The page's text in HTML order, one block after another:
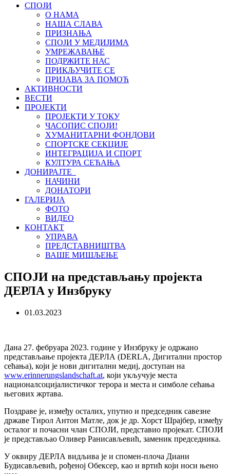
СПОЈИ
О НАМА
НАША СЛАВА
ПРИЗНАЊА
СПОЈИ У МЕДИЈИМА
УМРЕЖАВАЊЕ
ПОДРЖИТЕ НАС
ПРИКЉУЧИТЕ СЕ
ПРИЈАВА ЗА ПОМОЋ
АКТИВНОСТИ
ВЕСТИ
ПРОЈЕКТИ
ПРОЈЕКТИ У ТОКУ
ЧАСОПИС СПОЈИ!
ХУМАНИТАРНИ ФОНДОВИ
СПОРТСКЕ СЕКЦИЈЕ
ИНТЕГРАЦИЈА И СПОРТ
КУЛТУРА СЕЋАЊА
ДОНИРАЈТЕ
НАЧИНИ
ДОНАТОРИ
ГАЛЕРИЈА
ФОТО
ВИДЕО
КОНТАКТ
УПРАВА
ПРЕДСТАВНИШТВА
ВАШЕ МИШЉЕЊЕ
СПОЈИ на представљању пројекта
ДЕРЛА у Инзбруку
01.03.2023
Дана 27. фебруара 2023. године у Инзбруку је одржано
представљање пројекта ДЕРЛА (DERLA, Дигитални простор
сећања), који је нови дигитални медиј, доступан на
www.erinnerungslandschaft.at, који укључује места
националсоцијалистичког терора и места и симболе сећања
његових жртава.
Поздраве је, између осталих, упутио и председник савезне
државе Тирол Антон Матле, док је др. Хорст Шрајбер, између
осталог и почасни члан СПОЈИ, представио пројекат. СПОЈИ
је представљао Оливер Ранисављевић, заменик председника.
У оквиру ДЕРЛА видљива је и спомен-плоча Диани
Будисављевић, рођеној Обексер, као и вртић који носи њено